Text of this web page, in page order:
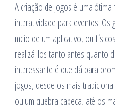
A criação de jogos é uma
interatividade para eventos.
meio de um aplicativo, ou
realizá-los tanto antes quanto
interessante é que dá para
jogos, desde os mais
ou um quebra cabeça, até os